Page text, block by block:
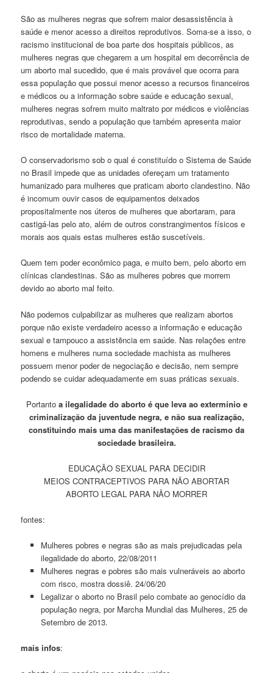
São as mulheres negras que sofrem maior desassistência à
saúde e menor acesso a direitos reprodutivos. Soma-se a isso, o
racismo institucional de boa parte dos hospitais públicos, as
mulheres negras que chegarem a um hospital em decorrência de
um aborto mal sucedido, que é mais provável que ocorra para
essa população que possui menor acesso a recursos financeiros
e médicos ou a informação sobre saúde e educação sexual,
mulheres negras sofrem muito maltrato por médicos e violências
reprodutivas, sendo a população que também apresenta maior
risco de mortalidade materna.
O conservadorismo sob o qual é constituído o Sistema de Saúde
no Brasil impede que as unidades ofereçam um tratamento
humanizado para mulheres que praticam aborto clandestino. Não
é incomum ouvir casos de equipamentos deixados
propositalmente nos úteros de mulheres que abortaram, para
castigá-las pelo ato, além de outros constrangimentos físicos e
morais aos quais estas mulheres estão suscetíveis.
Quem tem poder econômico paga, e muito bem, pelo aborto em
clínicas clandestinas. São as mulheres pobres que morrem
devido ao aborto mal feito.
Não podemos culpabilizar as mulheres que realizam abortos
porque não existe verdadeiro acesso a informação e educação
sexual e tampouco a assistẽncia em saúde. Nas relações entre
homens e mulheres numa sociedade machista as mulheres
possuem menor poder de negociação e decisão, nem sempre
podendo se cuidar adequadamente em suas práticas sexuais.
Portanto a ilegalidade do aborto é que leva ao extermínio e
criminalização da juventude negra, e não sua realização,
constituindo mais uma das manifestações de racismo da
sociedade brasileira.
EDUCAÇÃO SEXUAL PARA DECIDIR
MEIOS CONTRACEPTIVOS PARA NÃO ABORTAR
ABORTO LEGAL PARA NÃO MORRER
fontes:
Mulheres pobres e negras são as mais prejudicadas pela
ilegalidade do aborto, 22/08/2011
Mulheres negras e pobres são mais vulneráveis ao aborto
com risco, mostra dossiê. 24/06/20
Legalizar o aborto no Brasil pelo combate ao genocídio da
população negra, por Marcha Mundial das Mulheres, 25 de
Setembro de 2013.
mais infos: